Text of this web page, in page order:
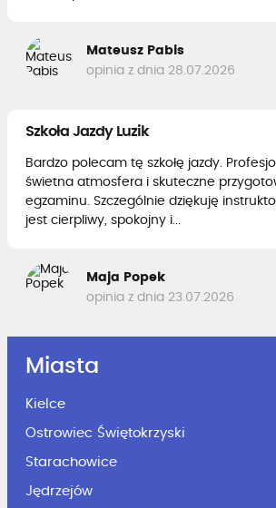
Mateusz Pabis
opinia z dnia 28.07.2026
Szkoła Jazdy Luzik
Bardzo polecam tę szkołę jazdy.
świetna atmosfera i skuteczne
egzaminu. Szczególnie dziękuję
jest cierpliwy, spokojny i...
Maja Popek
opinia z dnia 23.07.2026
Miasta
Kielce
Ostrowiec Świętokrzyski
Starachowice
Jędrzejów